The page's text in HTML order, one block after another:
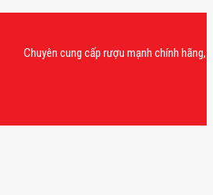
Chuyên cung cấp rượu mạnh chính hãng, rượu